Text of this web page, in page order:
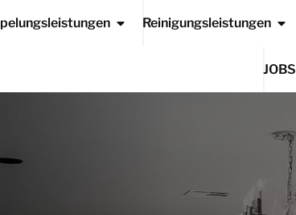
Reinigungsleistungen
JOBS